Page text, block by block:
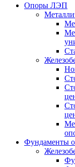
Опоры ЛЭП
Фундаменты